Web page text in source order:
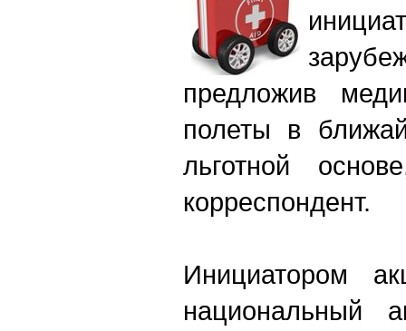
предложив
полеты в
льготной
корреспондент.
Инициатором
национальный